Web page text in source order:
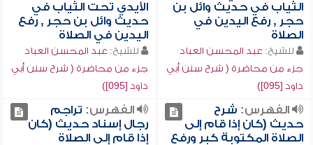
الثياب في حديث وائل بن
حجر , رفع اليدين في
الصلاة
للشيخ: عبد المحسن العباد
جزء من محاضرة ( شرح سنن أبي
داود [095])
الأيدي تحت الثياب في
حديث وائل بن حجر , رفع
اليدين في الصلاة
للشيخ: عبد المحسن العباد
جزء من محاضرة ( شرح سنن أبي
داود [095])
الفهرس: شرح
حديث (كان إذا قام إلى
الصلاة المكتوبة كبر ورفع
الفهرس: تراجم
رجال إسناد حديث (كان
إذا قام إلى الصلاة